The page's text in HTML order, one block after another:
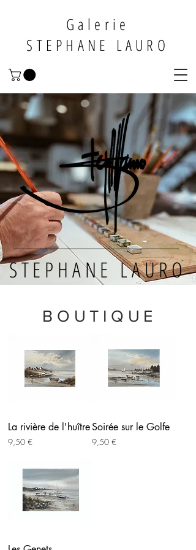
Galerie
STEPHANE LAURO
STEPHANE LAURO
BOUTIQUE
La rivière de l'huître
Prix
9,50 €
Soirée sur le Golfe
Prix
9,50 €